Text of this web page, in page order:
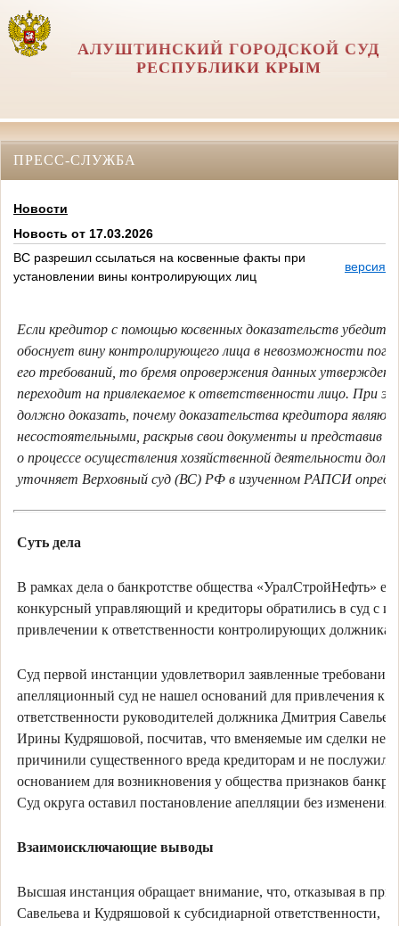
АЛУШТИНСКИЙ ГОРОДСКОЙ СУД
РЕСПУБЛИКИ КРЫМ
ПРЕСС-СЛУЖБА
Новости
Новость от 17.03.2026
ВС разрешил ссылаться на косвенные факты при
установлении вины контролирующих лиц
версия
Если кредитор с помощью косвенных доказательств
обоснует вину контролирующего лица в невозможности
его требований, то бремя опровержения данных
переходит на привлекаемое к ответственности лицо. При
должно доказать, почему доказательства кредитора
несостоятельными, раскрыв свои документы и представив
о процессе осуществления хозяйственной деятельности
уточняет Верховный суд (ВС) РФ в изученном РАПСИ
Суть дела
В рамках дела о банкротстве общества «УралСтройНефть» его
конкурсный управляющий и кредиторы обратились в суд с
привлечении к ответственности контролирующих должника
Суд первой инстанции удовлетворил заявленные требования,
апелляционный суд не нашел оснований для привлечения к
ответственности руководителей должника Дмитрия
Ирины Кудряшовой, посчитав, что вменяемые им сделки не
причинили существенного вреда кредиторам и не послужили
основанием для возникновения у общества признаков
Суд округа оставил постановление апелляции без изменения.
Взаимоисключающие выводы
Высшая инстанция обращает внимание, что, отказывая в
Савельева и Кудряшовой к субсидиарной ответственности,